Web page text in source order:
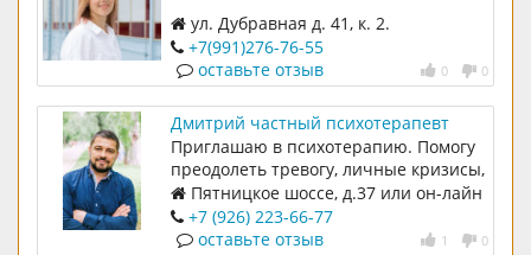
ул. Дубравная д. 41, к. 2.
+7(991)276-76-55
0 0
оставьте отзыв
Дмитрий частный психотерапевт
Приглашаю в психотерапию. Помогу
преодолеть тревогу, личные кризисы,
нормализовать семейные отношения,
обрести внутренние опоры и радость
жизни. Бережно и с уважением.
Пятницкое шоссе, д.37 или он-лайн
+7 (926) 223-66-77
1 0
оставьте отзыв